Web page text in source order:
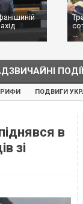
...
ПОДВИГИ
в
зі